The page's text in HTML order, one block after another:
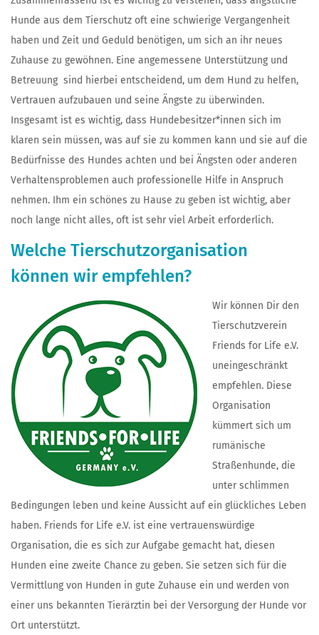
Hunde aus dem Tierschutz oft eine schwierige Vergangenheit
haben und Zeit und Geduld benötigen, um sich an ihr neues
Zuhause zu gewöhnen. Eine angemessene Unterstützung und
Betreuung sind hierbei entscheidend, um dem Hund zu helfen,
Vertrauen aufzubauen und seine Ängste zu überwinden.
Insgesamt ist es wichtig, dass Hundebesitzer*innen sich im
klaren sein müssen, was auf sie zu kommen kann und sie auf die
Bedürfnisse des Hundes achten und bei Ängsten oder anderen
Verhaltensproblemen auch professionelle Hilfe in Anspruch
nehmen. Ihm ein schönes zu Hause zu geben ist wichtig, aber
noch lange nicht alles, oft ist sehr viel Arbeit erforderlich.
Welche Tierschutzorganisation
können wir empfehlen?
Wir können Dir den
Tierschutzverein
Friends for Life e.V.
uneingeschränkt
empfehlen. Diese
Organisation
kümmert sich um
rumänische
Straßenhunde, die
unter schlimmen
Bedingungen leben und keine Aussicht auf ein glückliches Leben
haben. Friends for Life e.V. ist eine vertrauenswürdige
Organisation, die es sich zur Aufgabe gemacht hat, diesen
Hunden eine zweite Chance zu geben. Sie setzen sich für die
Vermittlung von Hunden in gute Zuhause ein und werden von
einer uns bekannten Tierärztin bei der Versorgung der Hunde vor
Ort unterstützt.